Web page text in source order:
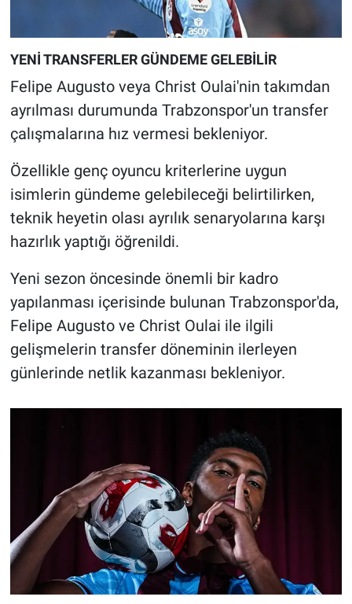
YENİ TRANSFERLER GÜNDEME GELEBİLİR
Felipe Augusto veya Christ Oulai'nin takımdan
ayrılması durumunda Trabzonspor'un transfer
çalışmalarına hız vermesi bekleniyor.
Özellikle genç oyuncu kriterlerine uygun
isimlerin gündeme gelebileceği belirtilirken,
teknik heyetin olası ayrılık senaryolarına karşı
hazırlık yaptığı öğrenildi.
Yeni sezon öncesinde önemli bir kadro
yapılanması içerisinde bulunan Trabzonspor'da,
Felipe Augusto ve Christ Oulai ile ilgili
gelişmelerin transfer döneminin ilerleyen
günlerinde netlik kazanması bekleniyor.